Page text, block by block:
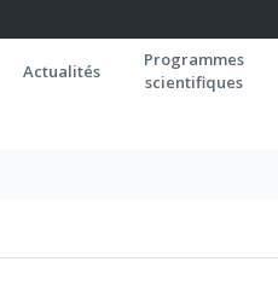
Actualités
Programmes
scientifiques